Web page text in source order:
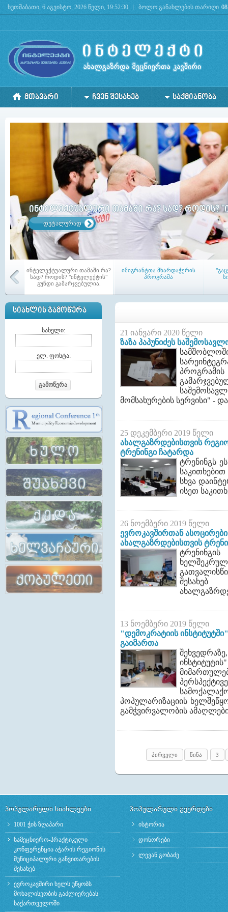
Deprecated: mysql_connect(): The mysql extension is deprecated and will be removed in
ხუთშაბათი, 6 აგვისტო, 2026 წელი, 19:52:30 ბოლო განახლების თარიღი
ᲛᲗᲐᲕᲐᲠᲘ ᲩᲕᲔᲜ ᲨᲔᲡᲐᲮᲔᲑ ᲡᲐᲥᲛᲘᲐᲜᲝᲑᲐ
ინტელექტუალური თამაში რა? სად? როდის?
დეტალურად
ინტელექტუალური თამაში რა?
სად? როდის? "ინტელექტის"
გუნდი გამარჯვებულია.
იმიგრანტთა მხარდაჭერის
პროგრამა
აჭარის რეგიონში პირველი
ამაგ-ი (LAG) - აქტიურ
მოქალაქეთა ადგილობრივი
გაერთიანება ჩამოყალიბდა
მაჟორიტარი წევრები თემებში
ტრენინგი საკრებულოს
წევრებისათვის
ტრენინგები ადგილობრივი
განმანათლებლებისათვის
მაჟორიტარმა კანდიდატებმა
„კარგი მმართველობის
დეკლარაციას“ საჯაროდ
ხელი მოაწერეს
21 იანვარი 2020 წელი
ზაზა პაპუნიძეს
მომსახურების სერვისი" -
25 დეკემბერი 2019 წელი
ახალგაზრდებისთვის
ტრენინგი ჩატარდა
ტრენინგს
სხვა
ისეთ
26 ნოემბერი 2019 წელი
ევროკავშირთან
ახალგაზრდებისთვის
13 ნოემბერი 2019 წელი
"დემოკრატიის
გაიმართა
პოპულარიზაციის
გამჭვირვალობის
პირველი წინა 3
ᲡᲘᲐᲮᲚᲘᲡ ᲒᲐᲛᲝᲬᲔᲠᲐ
სახელი:
ელ. ფოსტა:
გამოწერა
პოპულარული სიახლეები
1001 ჭის ზღაპარი
სამეცნიერო-პრაქტიკული
კონფერენცია აჭარის რეგიონის
მუნიციპალური განვითარების
შესახებ
ევროკავშირი ხელს უწყობს
მოხალისეობის გაძლიერებას
საქართველოში
პოპულარული გვერდები
ისტორია
დონორები
ლევან გობაძე